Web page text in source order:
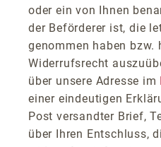
oder ein von Ihnen
der Beförderer ist, die
genommen haben bzw.
Widerrufsrecht
über unsere Adresse im
einer eindeutigen
Post versandter Brief,
über Ihren Entschluss,